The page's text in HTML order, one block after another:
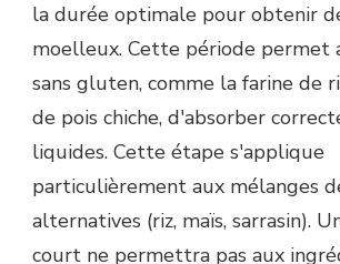
la durée optimale pour obtenir
moelleux. Cette période permet
sans gluten, comme la farine de
de pois chiche, d'absorber
liquides. Cette étape s'applique
particulièrement aux mélanges
alternatives (riz, maïs, sarrasin).
court ne permettra pas aux